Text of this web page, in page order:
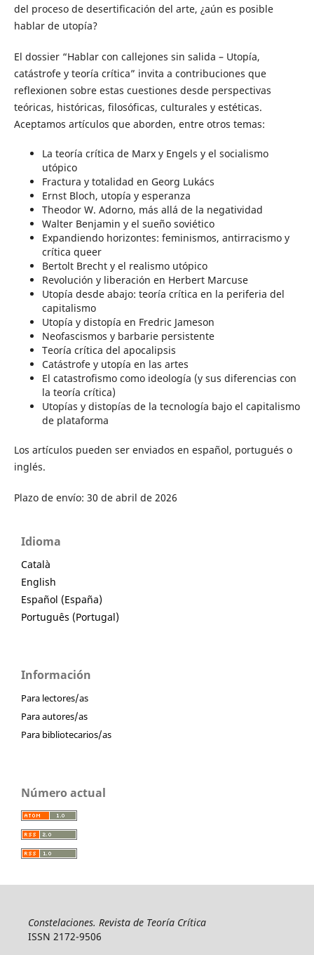
del proceso de desertificación del arte, ¿aún es posible
hablar de utopía?
El dossier “Hablar con callejones sin salida – Utopía,
catástrofe y teoría crítica” invita a contribuciones que
reflexionen sobre estas cuestiones desde perspectivas
teóricas, históricas, filosóficas, culturales y estéticas.
Aceptamos artículos que aborden, entre otros temas:
La teoría crítica de Marx y Engels y el socialismo
utópico
Fractura y totalidad en Georg Lukács
Ernst Bloch, utopía y esperanza
Theodor W. Adorno, más allá de la negatividad
Walter Benjamin y el sueño soviético
Expandiendo horizontes: feminismos, antirracismo y
crítica queer
Bertolt Brecht y el realismo utópico
Revolución y liberación en Herbert Marcuse
Utopía desde abajo: teoría crítica en la periferia del
capitalismo
Utopía y distopía en Fredric Jameson
Neofascismos y barbarie persistente
Teoría crítica del apocalipsis
Catástrofe y utopía en las artes
El catastrofismo como ideología (y sus diferencias con
la teoría crítica)
Utopías y distopías de la tecnología bajo el capitalismo
de plataforma
Los artículos pueden ser enviados en español, portugués o
inglés.
Plazo de envío: 30 de abril de 2026
Idioma
Català
English
Español (España)
Português (Portugal)
Información
Para lectores/as
Para autores/as
Para bibliotecarios/as
Número actual
Constelaciones. Revista de Teoría Crítica
ISSN 2172-9506